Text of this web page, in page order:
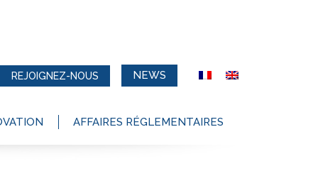
REJOIGNEZ-NOUS NEWS
AFFAIRES RÉGLEMENTAIRES